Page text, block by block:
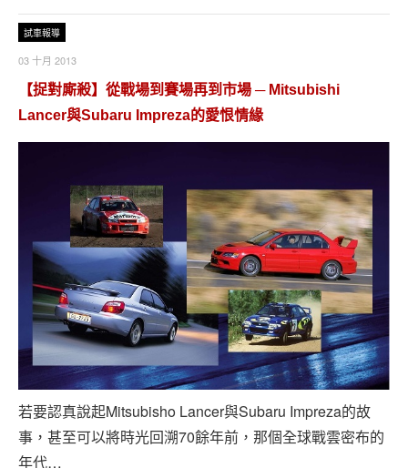
試車報導
03 十月 2013
【捉對廝殺】從戰場到賽場再到市場 ─ Mitsubishi
Lancer與Subaru Impreza的愛恨情緣
若要認真說起Mitsubisho Lancer與Subaru Impreza的故
事，甚至可以將時光回溯70餘年前，那個全球戰雲密布的
年代…